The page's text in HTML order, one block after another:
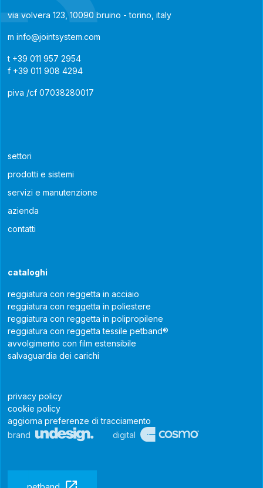
via volvera 123, 10090 bruino - torino, italy
m info@jointsystem.com
t +39 011 957 2954
f +39 011 908 4294
piva /cf 07038280017
settori
prodotti e sistemi
servizi e manutenzione
azienda
contatti
cataloghi
reggiatura con reggetta in acciaio
reggiatura con reggetta in poliestere
reggiatura con reggetta in polipropilene
reggiatura con reggetta tessile petband®
avvolgimento con film estensibile
salvaguardia dei carichi
privacy policy
cookie policy
aggiorna preferenze di tracciamento
brand
digital